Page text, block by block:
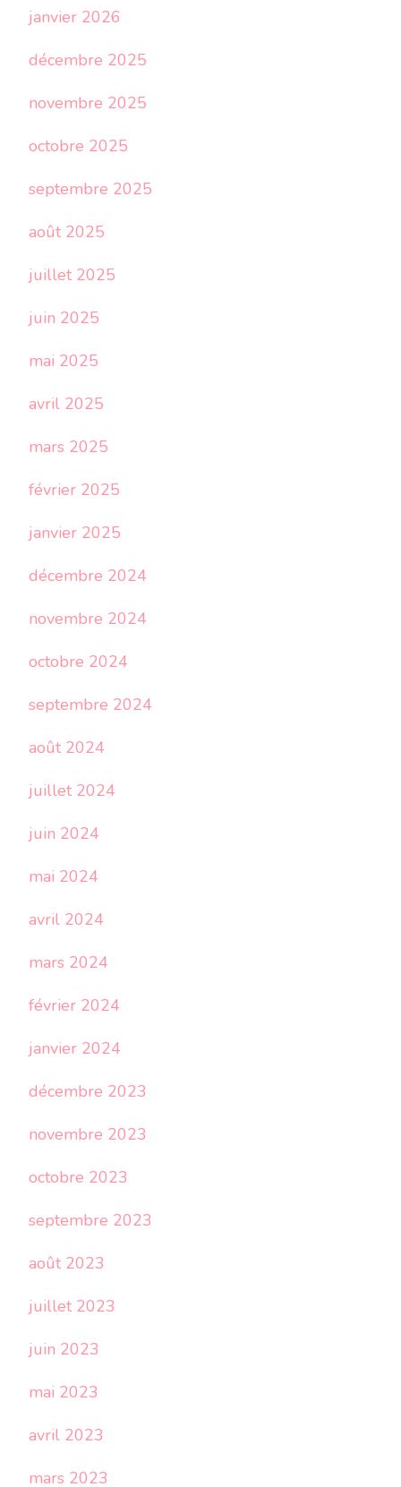
janvier 2026
décembre 2025
novembre 2025
octobre 2025
septembre 2025
août 2025
juillet 2025
juin 2025
mai 2025
avril 2025
mars 2025
février 2025
janvier 2025
décembre 2024
novembre 2024
octobre 2024
septembre 2024
août 2024
juillet 2024
juin 2024
mai 2024
avril 2024
mars 2024
février 2024
janvier 2024
décembre 2023
novembre 2023
octobre 2023
septembre 2023
août 2023
juillet 2023
juin 2023
mai 2023
avril 2023
mars 2023